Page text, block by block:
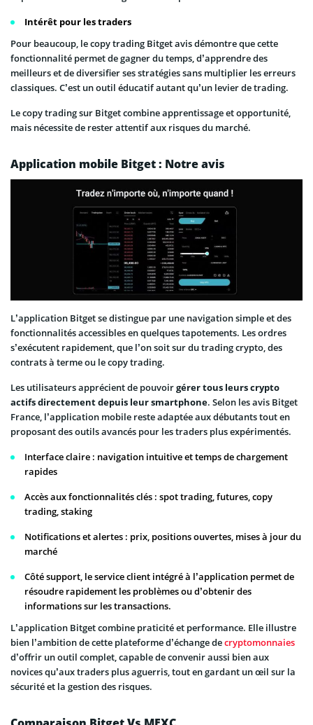
Intérêt pour les traders
Pour beaucoup, le copy trading Bitget avis démontre que cette
fonctionnalité permet de gagner du temps, d’apprendre des
meilleurs et de diversifier ses stratégies sans multiplier les erreurs
classiques. C’est un outil éducatif autant qu’un levier de trading.
Le copy trading sur Bitget combine apprentissage et opportunité,
mais nécessite de rester attentif aux risques du marché.
Application mobile Bitget : Notre avis
L’application Bitget se distingue par une navigation simple et des
fonctionnalités accessibles en quelques tapotements. Les ordres
s’exécutent rapidement, que l’on soit sur du trading crypto, des
contrats à terme ou le copy trading.
Les utilisateurs apprécient de pouvoirgérer tous leurs crypto
actifs directement depuis leur smartphone. Selon les avis Bitget
France, l’application mobile reste adaptée aux débutants tout en
proposant des outils avancés pour les traders plus expérimentés.
Interface claire : navigation intuitive et temps de chargement
rapides
Accès aux fonctionnalités clés : spot trading, futures, copy
trading, staking
Notifications et alertes : prix, positions ouvertes, mises à jour du
marché
Côté support, le service client intégré à l’application permet de
résoudre rapidement les problèmes ou d’obtenir des
informations sur les transactions.
L’application Bitget combine praticité et performance. Elle illustre
bien l’ambition de cette plateforme d’échange decryptomonnaies
d’offrir un outil complet, capable de convenir aussi bien aux
novices qu’aux traders plus aguerris, tout en gardant un œil sur la
sécurité et la gestion des risques.